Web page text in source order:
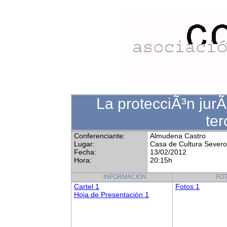
La protecciÃ³n
Conferenciante:
Lugar:
Fecha:
Hora:
Almudena Castro
Casa de Cultura
13/02/2012
20:15h
INFORMACIÓN
Cartel 1
Hoja de Presentación 1
Fotos 1